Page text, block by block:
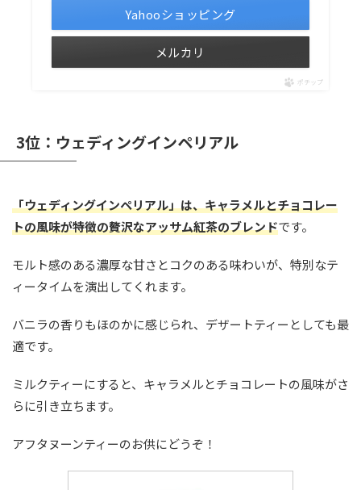
Yahooショッピング
メルカリ
ポチップ
3位：ウェディングインペリアル
「ウェディングインペリアル」は、キャラメルとチョコレー
トの風味が特徴の贅沢なアッサム紅茶のブレンドです。
モルト感のある濃厚な甘さとコクのある味わいが、特別なテ
ィータイムを演出してくれます。
バニラの香りもほのかに感じられ、デザートティーとしても最
適です。
ミルクティーにすると、キャラメルとチョコレートの風味がさ
らに引き立ちます。
アフタヌーンティーのお供にどうぞ！